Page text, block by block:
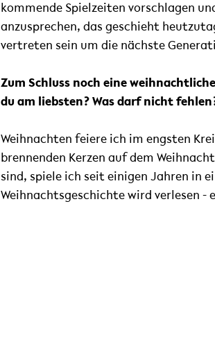
kommende Spielzeiten vorschlagen
anzusprechen, das geschieht
vertreten sein um die nächste
Zum Schluss noch eine
du am liebsten? Was darf nicht
Weihnachten feiere ich im engsten
brennenden Kerzen auf dem
sind, spiele ich seit einigen Jahren in
Weihnachtsgeschichte wird verlesen